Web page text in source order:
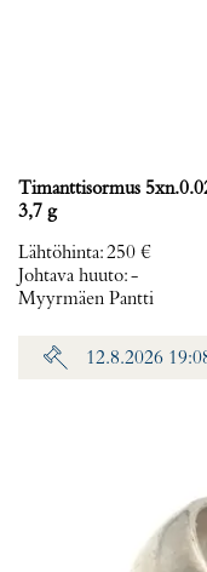
Timanttisormus
3,7 g
Lähtöhinta:250 €
Johtava huuto:-
Myyrmäen Pantti
12.8.2026